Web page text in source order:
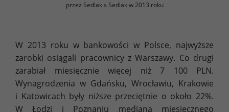
przez Sedlak &Sedlak w 2013 roku
W 2013 roku w bankowości w Polsce, najwyższe
zarobki osiągali pracownicy z Warszawy. Co drugi
zarabiał miesięcznie więcej niż 7 100 PLN.
Wynagrodzenia w Gdańsku, Wrocławiu, Krakowie
i Katowicach były niższe przeciętnie o około 22%.
W Łodzi i Poznaniu mediana miesięcznego